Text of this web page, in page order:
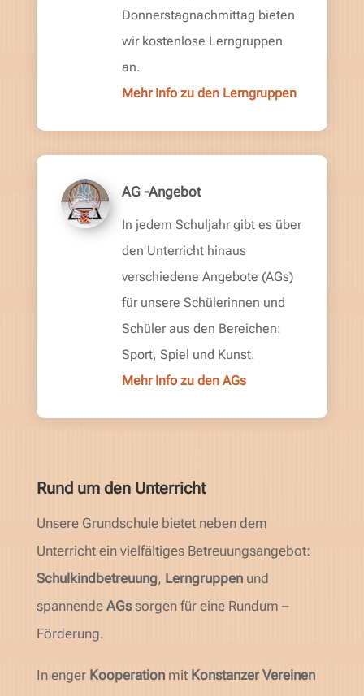
Donnerstagnachmittag bieten
wir kostenlose Lerngruppen
an.
Mehr Info zu den Lerngruppen
AG -Angebot
In jedem Schuljahr gibt es über
den Unterricht hinaus
verschiedene Angebote (AGs)
für unsere Schülerinnen und
Schüler aus den Bereichen:
Sport, Spiel und Kunst.
Mehr Info zu den AGs
Rund um den Unterricht
Unsere Grundschule bietet neben dem
Unterricht ein vielfältiges Betreuungsangebot:
Schulkindbetreuung, Lerngruppenund
spannende AGssorgen für eine Rundum –
Förderung.
In enger Kooperationmit Konstanzer Vereinen